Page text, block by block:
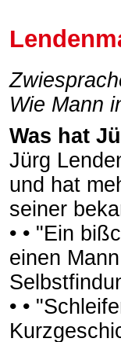
Wie Mann
Was hat
Jürg
und hat
seiner
• • "Ein
einen
• •